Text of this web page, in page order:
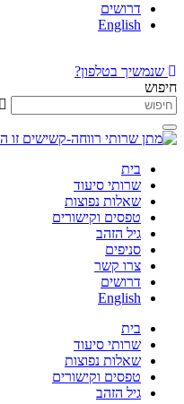
דרושים
English
שנמשיך בטלפון?
חיפוש
בית
שרותי סיעוד
שאלות נפוצות
טפסים וקישורים
גיל הזהב
סניפים
צרו קשר
דרושים
English
בית
שרותי סיעוד
שאלות נפוצות
טפסים וקישורים
גיל הזהב